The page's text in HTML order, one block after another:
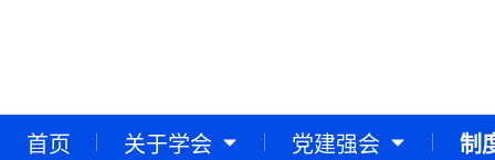
首页 关于学会 党建强会 制